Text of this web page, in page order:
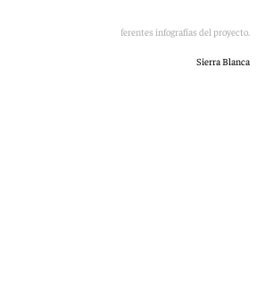
Diferentes infografías del proyecto.
Sierra Blanca